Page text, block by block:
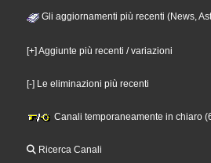
Gli aggiornamenti più recenti (News,
[+] Aggiunte più recenti / variazioni
[-] Le eliminazioni più recenti
Canali temporaneamente in chiaro
Ricerca Canali